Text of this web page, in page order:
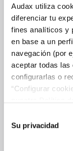
Audax utiliza
diferenciar tu
fines analíticos y
en base a un
navegación (por
aceptar todas las
configurarlas o
“Configurar
deSu privacidad
Cartera de
Plan de
Solar
Eólica
Comercialización
Accionistas e
Información